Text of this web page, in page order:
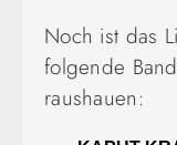
Noch ist das
folgende
raushauen: